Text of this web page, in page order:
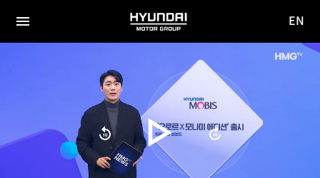
전체
HYUNDAI
MOTOR
사이
EN